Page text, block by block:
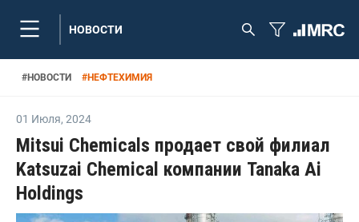
НОВОСТИ
#НОВОСТИ #НЕФТЕХИМИЯ
01 Июля, 2024
Mitsui Chemicals продает свой филиал
Katsuzai Chemical компании Tanaka Ai
Holdings